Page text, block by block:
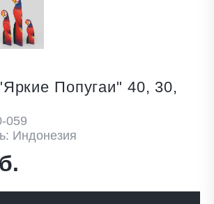
Попугаи" 40, 30,
059
Индонезия